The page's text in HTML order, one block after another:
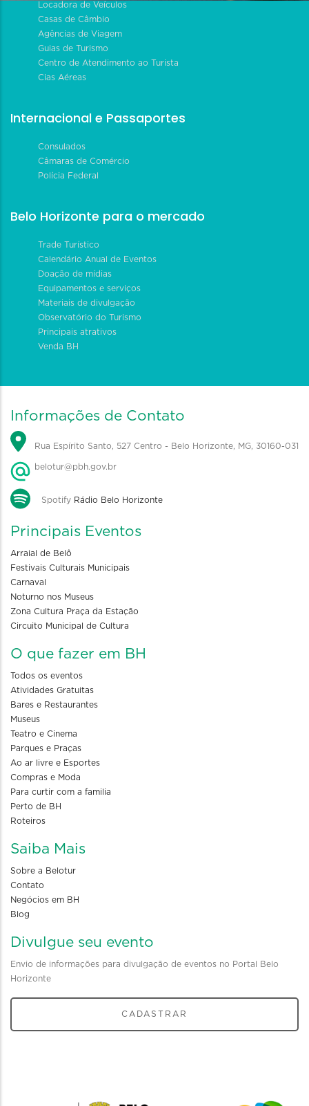
Locadora de Veículos
Casas de Câmbio
Agências de Viagem
Guias de Turismo
Centro de Atendimento ao Turista
Cias Aéreas
Internacional e Passaportes
Consulados
Câmaras de Comércio
Polícia Federal
Belo Horizonte para o mercado
Trade Turístico
Calendário Anual de Eventos
Doação de mídias
Equipamentos e serviços
Materiais de divulgação
Observatório do Turismo
Principais atrativos
Venda BH
Informações de Contato
Rua Espírito Santo, 527 Centro - Belo Horizonte, MG, 30160-031
belotur@pbh.gov.br
Spotify Rádio Belo Horizonte
Principais Eventos
Arraial de Belô
Festivais Culturais Municipais
Carnaval
Noturno nos Museus
Zona Cultura Praça da Estação
Circuito Municipal de Cultura
O que fazer em BH
Todos os eventos
Atividades Gratuitas
Bares e Restaurantes
Museus
Teatro e Cinema
Parques e Praças
Ao ar livre e Esportes
Compras e Moda
Para curtir com a familia
Perto de BH
Roteiros
Saiba Mais
Sobre a Belotur
Contato
Negócios em BH
Blog
Divulgue seu evento
Envio de informações para divulgação de eventos no Portal Belo
Horizonte
CADASTRAR